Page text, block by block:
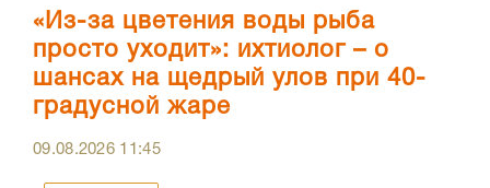
«Из-за цветения воды рыба
просто уходит»: ихтиолог – о
шансах на щедрый улов при 40-
градусной жаре
09.08.2026 11:45